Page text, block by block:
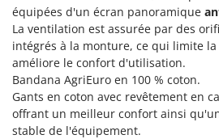
équipées d'un écran panoramique
La ventilation est assurée par des
intégrés à la monture, ce qui limite
améliore le confort d'utilisation.
Bandana AgriEuro en 100 % coton.
Gants en coton avec revêtement en
offrant un meilleur confort ainsi
stable de l'équipement.